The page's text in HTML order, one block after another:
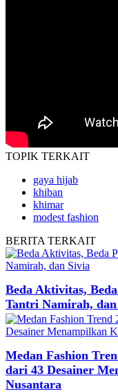
TOPIK TERKAIT
gaya hijab
khiban
khimar
modest fashion
BERITA TERKAIT
Beda Aktivitas,
Tantri Namirah,
Medan Fashion
dari 43 Desainer
Nusantara